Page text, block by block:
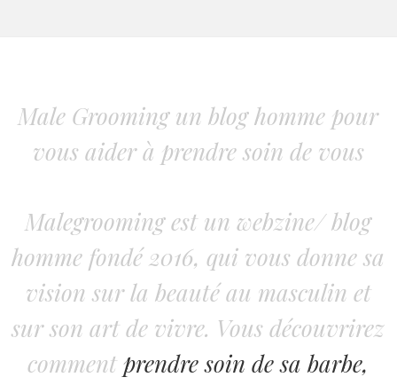
Male Grooming un blog homme pour
vous aider à prendre soin de vous
Malegrooming est un webzine/ blog
homme fondé 2016, qui vous donne sa
vision sur la beauté au masculin et
sur son art de vivre. Vous découvrirez
commentprendre soin de sa barbe,